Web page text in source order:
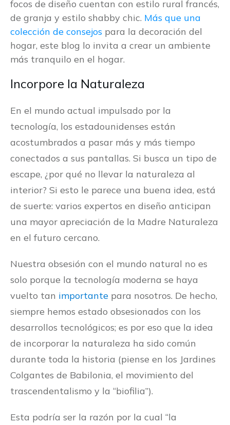
focos de diseño cuentan con estilo rural francés,
de granja y estilo shabby chic. Más que una
colección de consejos para la decoración del
hogar, este blog lo invita a crear un ambiente
más tranquilo en el hogar.
Incorpore la Naturaleza
En el mundo actual impulsado por la
tecnología, los estadounidenses están
acostumbrados a pasar más y más tiempo
conectados a sus pantallas. Si busca un tipo de
escape, ¿por qué no llevar la naturaleza al
interior? Si esto le parece una buena idea, está
de suerte: varios expertos en diseño anticipan
una mayor apreciación de la Madre Naturaleza
en el futuro cercano.
Nuestra obsesión con el mundo natural no es
solo porque la tecnología moderna se haya
vuelto tan importante para nosotros. De hecho,
siempre hemos estado obsesionados con los
desarrollos tecnológicos; es por eso que la idea
de incorporar la naturaleza ha sido común
durante toda la historia (piense en los Jardines
Colgantes de Babilonia, el movimiento del
trascendentalismo y la “biofilia”).
Esta podría ser la razón por la cual “la